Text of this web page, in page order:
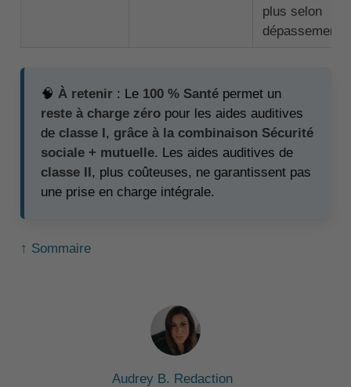
plus selon
🧠 À retenir: Le 100 % Santépermet un
reste à charge zéropour les aides auditives
de classe I , grâce à la combinaison Sécurité
sociale + mutuelle. Les aides auditives de
classe II , plus coûteuses, ne garantissent pas
une prise en charge intégrale.
↑ Sommaire
Audrey B. Redaction